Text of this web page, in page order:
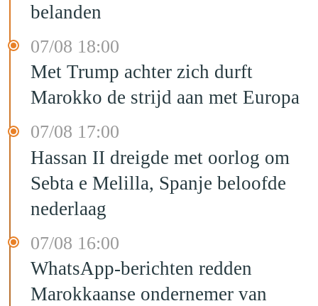
belanden
07/08 18:00
Met Trump achter zich durft
Marokko de strijd aan met Europa
07/08 17:00
Hassan II dreigde met oorlog om
Sebta e Melilla, Spanje beloofde
nederlaag
07/08 16:00
WhatsApp-berichten redden
Marokkaanse ondernemer van